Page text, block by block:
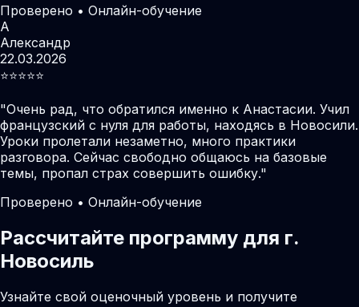
Проверено • Онлайн-обучение
А
Александр
22.03.2026
⭐️⭐️⭐️⭐️⭐️
"Очень рад, что обратился именно к Анастасии. Учил
французский с нуля для работы, находясь в Новосили.
Уроки пролетали незаметно, много практики
разговора. Сейчас свободно общаюсь на базовые
темы, пропал страх совершить ошибку."
Проверено • Онлайн-обучение
Рассчитайте программу для г.
Новосиль
Узнайте свой оценочный уровень и получите